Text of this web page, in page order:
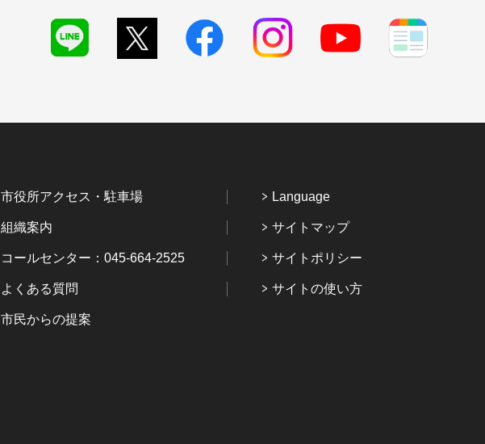
市役所アクセス・駐車場
組織案内
コールセンター：045-664-2525
よくある質問
市民からの提案
Language
サイトマップ
サイトポリシー
サイトの使い方